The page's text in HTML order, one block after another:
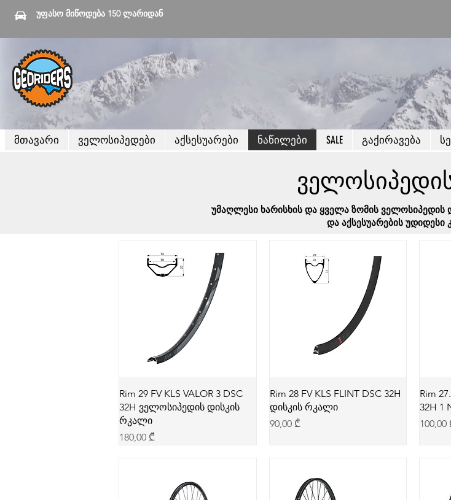
უფასო მიწოდება 150 ლარიდან
მთავარი ველოსიპედები აქსესუარები ნაწილები SALE გაქირავება
უმაღლესი ხარისხის და ყველა ზომის ველოსიპედის
და აქსესუარების
Rim 29 FV KLS VALOR 3 DSC
32H ველოსიპედის დისკის
რკალი
Price
180,00 ₾
Rim 28 FV KLS FLINT DSC 32H
დისკის რკალი
Price
90,00 ₾
Rim
32H 1
Price
100,00